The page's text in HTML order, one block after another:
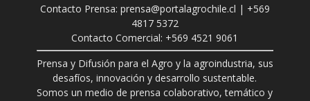
Contacto Prensa: prensa@portalagrochile.cl | +569
4817 5372
Contacto Comercial: +569 4521 9061
Prensa y Difusión para el Agro y la agroindustria, sus
desafíos, innovación y desarrollo sustentable.
Somos un medio de prensa colaborativo, temático y